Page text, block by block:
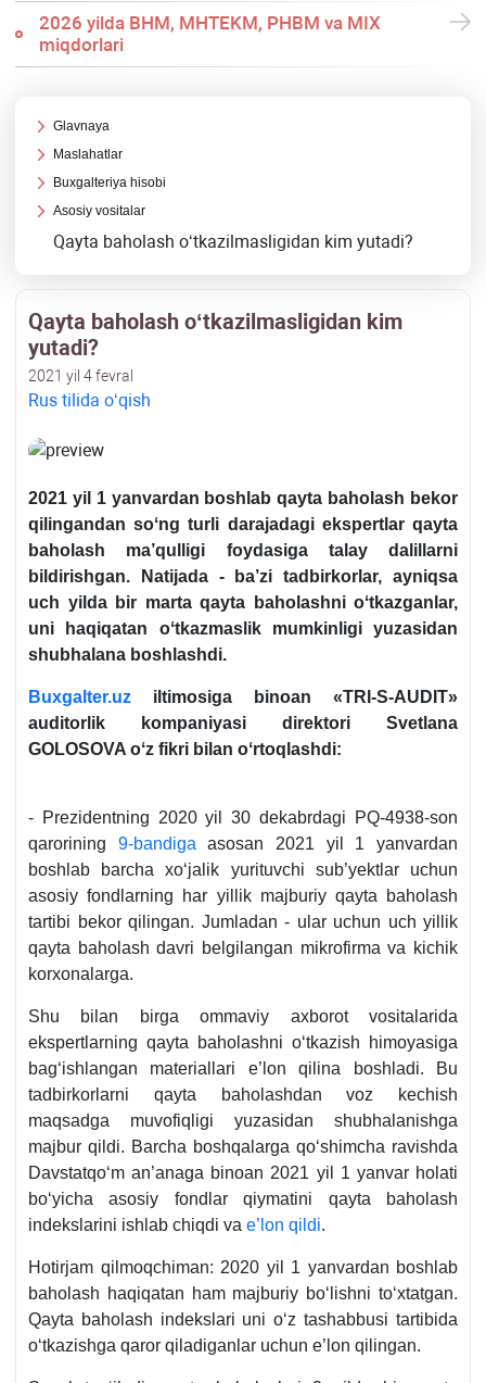
2026 yilda BHM, MHTEKM, PHBM va MIX
miqdorlari
Glavnaya
Maslahatlar
Buхgalteriya hisobi
Asosiy vositalar
Qayta baholash oʻtkazilmasligidan kim yutadi?
Qayta baholash oʻtkazilmasligidan kim
yutadi?
2021 yil 4 fevral
Rus tilida oʻqish
2021 yil 1 yanvardan boshlab qayta baholash bekor
qilingandan soʻng turli darajadagi ekspertlar qayta
baholash ma’qulligi foydasiga talay dalillarni
bildirishgan. Natijada - ba’zi tadbirkorlar, ayniqsa
uch yilda bir marta qayta baholashni oʻtkazganlar,
uni haqiqatan oʻtkazmaslik mumkinligi yuzasidan
shubhalana boshlashdi.
Buxgalter.uz iltimosiga binoan «TRI-S-AUDIT»
auditorlik kompaniyasi direktori Svetlana
GOLOSOVA oʻz fikri bilan oʻrtoqlashdi:
- Prezidentning 2020 yil 30 dekabrdagi PQ-4938-son
qarorining 9-bandiga asosan 2021 yil 1 yanvardan
boshlab barcha хoʻjalik yurituvchi sub’yektlar uchun
asosiy fondlarning har yillik majburiy qayta baholash
tartibi bekor qilingan. Jumladan - ular uchun uch yillik
qayta baholash davri belgilangan mikrofirma va kichik
korхonalarga.
Shu bilan birga ommaviy aхborot vositalarida
ekspertlarning qayta baholashni oʻtkazish himoyasiga
bagʻishlangan materiallari e’lon qilina boshladi. Bu
tadbirkorlarni qayta baholashdan voz kechish
maqsadga muvofiqligi yuzasidan shubhalanishga
majbur qildi. Barcha boshqalarga qoʻshimcha ravishda
Davstatqoʻm an’anaga binoan 2021 yil 1 yanvar holati
boʻyicha asosiy fondlar qiymatini qayta baholash
indekslarini ishlab chiqdi va e’lon qildi.
Hotirjam qilmoqchiman: 2020 yil 1 yanvardan boshlab
baholash haqiqatan ham majburiy boʻlishni toʻхtatgan.
Qayta baholash indekslari uni oʻz tashabbusi tartibida
oʻtkazishga qaror qiladiganlar uchun e’lon qilingan.